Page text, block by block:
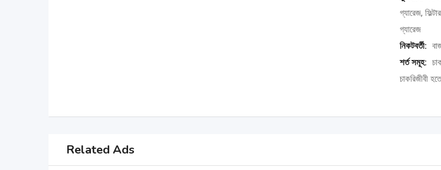
গ্যারেজ,
গ্যারেজ
নিকটবর্তী:
শর্ত সমূহ:
চাকরিজীবী
Related Ads